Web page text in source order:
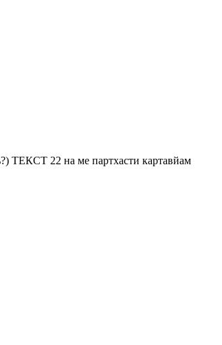
ТЕКСТ 22 на ме партхасти картавйам